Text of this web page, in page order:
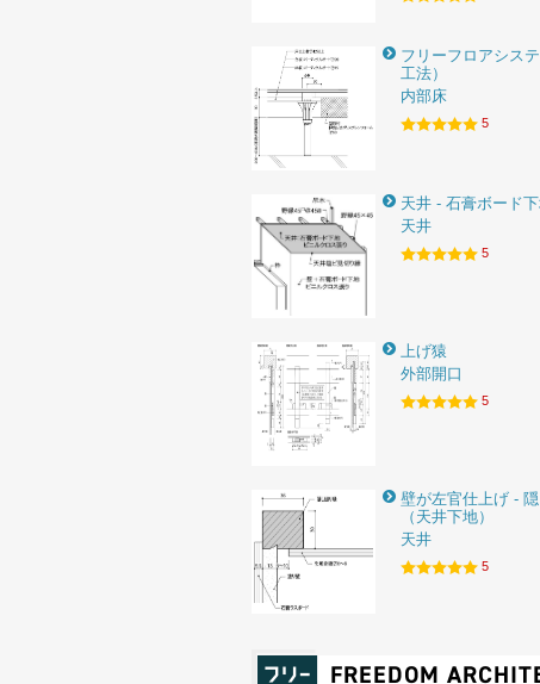
フリーフロアシス
工法）
内部床
5
天井 - 石膏ボード
天井
5
上げ猿
外部開口
5
壁が左官仕上げ -
（天井下地）
天井
5